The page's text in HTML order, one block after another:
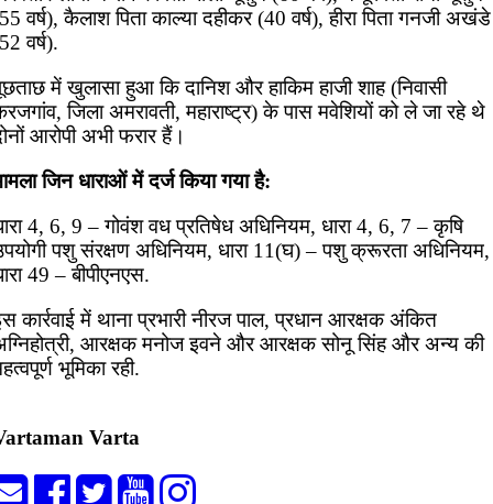
वर्ष), कैलाश पिता काल्या दहीकर (40 वर्ष), हीरा पिता गनजी अखंडे
वर्ष).
में खुलासा हुआ कि दानिश और हाकिम हाजी शाह (निवासी
जिला अमरावती, महाराष्ट्र) के पास मवेशियों को ले जा रहे
आरोपी अभी फरार हैं।
जिन धाराओं में दर्ज किया गया है:
4, 6, 9 – गोवंश वध प्रतिषेध अधिनियम, धारा 4, 6, 7 – कृषि
पशु संरक्षण अधिनियम, धारा 11(घ) – पशु क्रूरता अधिनियम,
49 – बीपीएनएस.
कार्रवाई में थाना प्रभारी नीरज पाल, प्रधान आरक्षक अंकित
आरक्षक मनोज इवने और आरक्षक सोनू सिंह और अन्य की
भूमिका रही.
Varta